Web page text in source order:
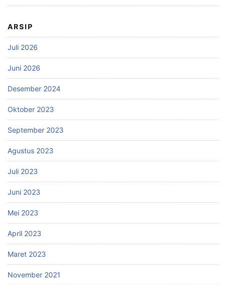
ARSIP
Juli 2026
Juni 2026
Desember 2024
Oktober 2023
September 2023
Agustus 2023
Juli 2023
Juni 2023
Mei 2023
April 2023
Maret 2023
November 2021